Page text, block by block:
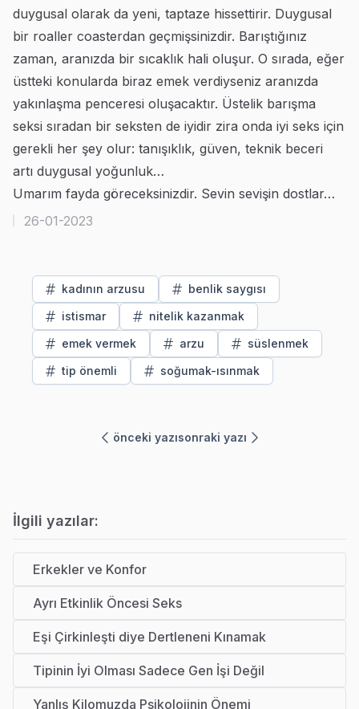
duygusal olarak da yeni, taptaze hissettirir. Duygusal
bir roaller coasterdan geçmişsinizdir. Barıştığınız
zaman, aranızda bir sıcaklık hali oluşur. O sırada, eğer
üstteki konularda biraz emek verdiyseniz aranızda
yakınlaşma penceresi oluşacaktır. Üstelik barışma
seksi sıradan bir seksten de iyidir zira onda iyi seks için
gerekli her şey olur: tanışıklık, güven, teknik beceri
artı duygusal yoğunluk…
Umarım fayda göreceksinizdir. Sevin sevişin dostlar…
26-01-2023
kadının arzusu
benlik saygısı
istismar
nitelik kazanmak
emek vermek
arzu
süslenmek
tip önemli
soğumak-ısınmak
önceki yazısonraki yazı
İlgili yazılar:
Erkekler ve Konfor
Ayrı Etkinlik Öncesi Seks
Eşi Çirkinleşti diye Dertleneni Kınamak
Tipinin İyi Olması Sadece Gen İşi Değil
Yanlış Kilomuzda Psikolojinin Önemi